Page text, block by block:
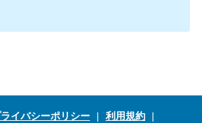
イバシーポリシー
利用規約